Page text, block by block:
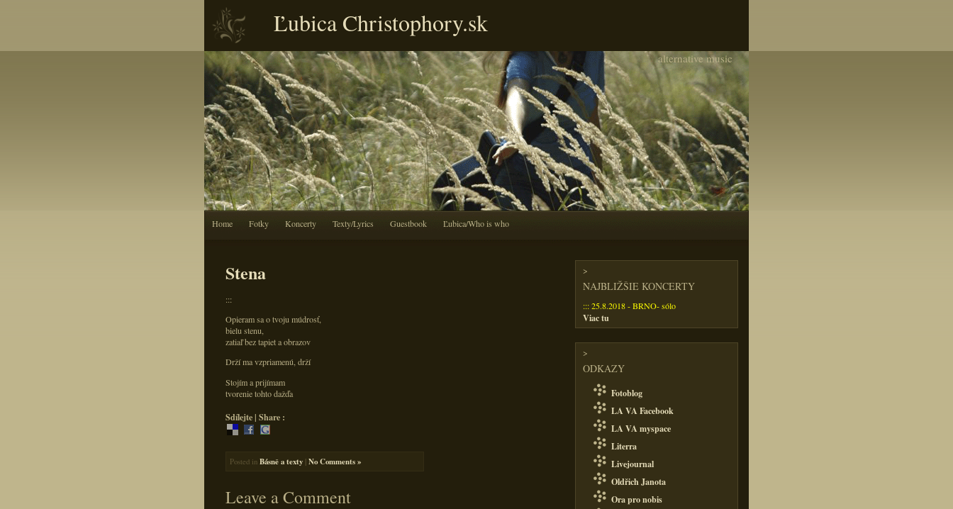
Ľubica Christophory.sk
alternative music
Home Fotky Koncerty Texty/Lyrics Guestbook Ľubica/Who is who
Stena
:::
Opieram sa o tvoju múdrosť,
bielu stenu,
zatiaľ bez tapiet a obrazov
Drží ma vzpriamenú, drží
Stojím a prijímam
tvorenie tohto dažďa
Sdílejte | Share :
Posted in Básně a texty |No Comments »
Leave a Comment
>
NAJBLIŽŠIE KONCERTY
::: 25.8.2018 - BRNO- sólo
Viac tu
>
ODKAZY
Fotoblog
LA VA Facebook
LA VA myspace
Literra
Livejournal
Oldřich Janota
Ora pro nobis